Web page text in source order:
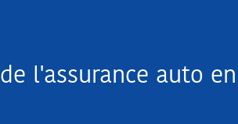
de l'assurance auto en